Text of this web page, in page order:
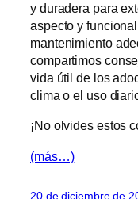
y duradera para
aspecto y
mantenimiento
compartimos
vida útil de los
clima o el uso
¡No olvides estos
(más…)
20 de diciembre de